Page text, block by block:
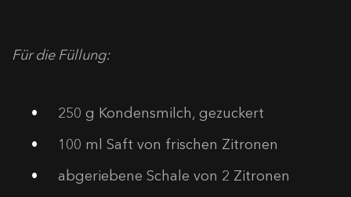
Für die Füllung:
250 g Kondensmilch, gezuckert
100 ml Saft von frischen Zitronen
abgeriebene Schale von 2 Zitronen